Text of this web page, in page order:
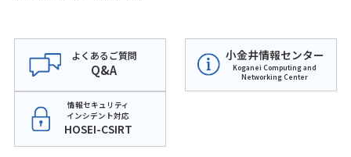
よくあるご質問
Q&A
小金井情報センター
Koganei Computing and
Networking Center
情報セキュリティ
インシデント対応
HOSEI-CSIRT